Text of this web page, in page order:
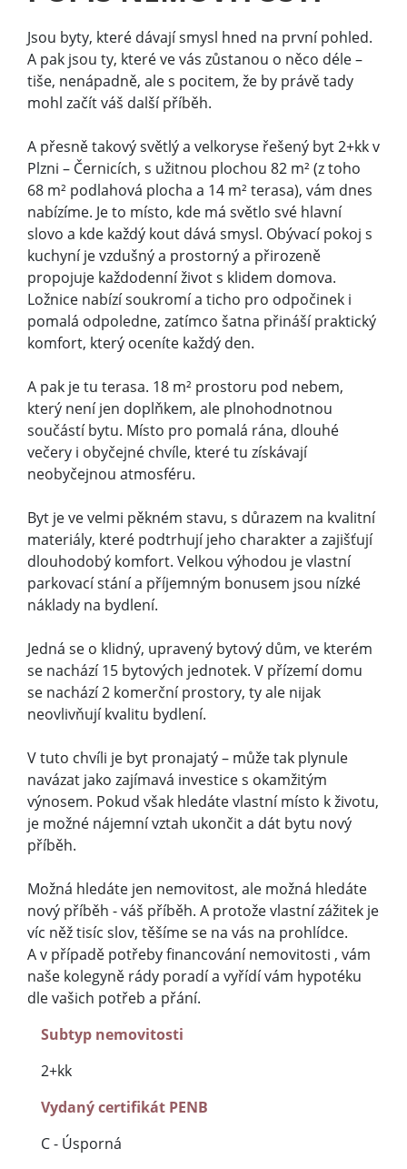
Jsou byty, které dávají smysl hned na první pohled.
A pak jsou ty, které ve vás zůstanou o něco déle –
tiše, nenápadně, ale s pocitem, že by právě tady
mohl začít váš další příběh.
A přesně takový světlý a velkoryse řešený byt 2+kk v
Plzni – Černicích, s užitnou plochou 82 m² (z toho
68 m² podlahová plocha a 14 m² terasa), vám dnes
nabízíme. Je to místo, kde má světlo své hlavní
slovo a kde každý kout dává smysl. Obývací pokoj s
kuchyní je vzdušný a prostorný a přirozeně
propojuje každodenní život s klidem domova.
Ložnice nabízí soukromí a ticho pro odpočinek i
pomalá odpoledne, zatímco šatna přináší praktický
komfort, který oceníte každý den.
A pak je tu terasa. 18 m² prostoru pod nebem,
který není jen doplňkem, ale plnohodnotnou
součástí bytu. Místo pro pomalá rána, dlouhé
večery i obyčejné chvíle, které tu získávají
neobyčejnou atmosféru.
Byt je ve velmi pěkném stavu, s důrazem na kvalitní
materiály, které podtrhují jeho charakter a zajišťují
dlouhodobý komfort. Velkou výhodou je vlastní
parkovací stání a příjemným bonusem jsou nízké
náklady na bydlení.
Jedná se o klidný, upravený bytový dům, ve kterém
se nachází 15 bytových jednotek. V přízemí domu
se nachází 2 komerční prostory, ty ale nijak
neovlivňují kvalitu bydlení.
V tuto chvíli je byt pronajatý – může tak plynule
navázat jako zajímavá investice s okamžitým
výnosem. Pokud však hledáte vlastní místo k životu,
je možné nájemní vztah ukončit a dát bytu nový
příběh.
Možná hledáte jen nemovitost, ale možná hledáte
nový příběh - váš příběh. A protože vlastní zážitek je
víc něž tisíc slov, těšíme se na vás na prohlídce.
A v případě potřeby financování nemovitosti , vám
naše kolegyně rády poradí a vyřídí vám hypotéku
dle vašich potřeb a přání.
Subtyp nemovitosti
2+kk
Vydaný certifikát PENB
C - Úsporná